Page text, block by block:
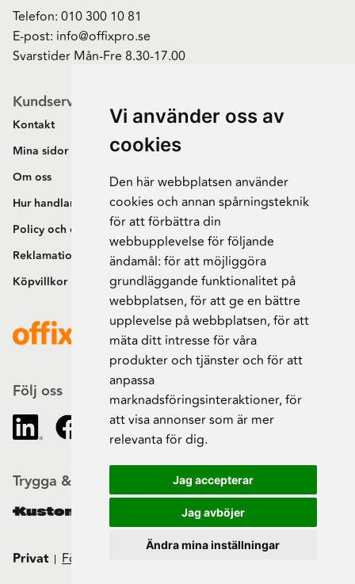
Vi använder oss av
cookies
Den här webbplatsen använder
cookies och annan spårningsteknik
för att förbättra din
webbupplevelse för följande
ändamål: för att möjliggöra
grundläggande funktionalitet på
webbplatsen,för att ge en bättre
upplevelse på webbplatsen,för att
mäta ditt intresse för våra
produkter och tjänster och för att
anpassa
marknadsföringsinteraktioner,för
att visa annonser som är mer
relevanta för dig.
Jag accepterar
Jag avböjer
Ändra mina inställningar
Telefon: 010 300 10 81
E-post: info@offixpro.se
Svarstider Mån-Fre 8.30-17.00
Kundservice
Kontakt
Mina sidor
Om oss
Hur handlar jag?
Policy och cookies
Reklamation och retur
Köpvillkor
Följ oss
Trygga & säkra beställningar
Privat Företag